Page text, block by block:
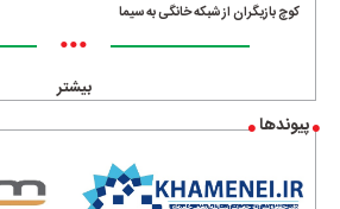
کوچ بازیگران از شبکه خانگی به سیما
•••
بیشتر
پیوندها